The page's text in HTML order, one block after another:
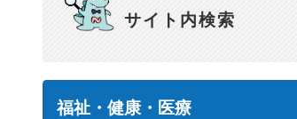
サイト内検索
福祉・健康・医療